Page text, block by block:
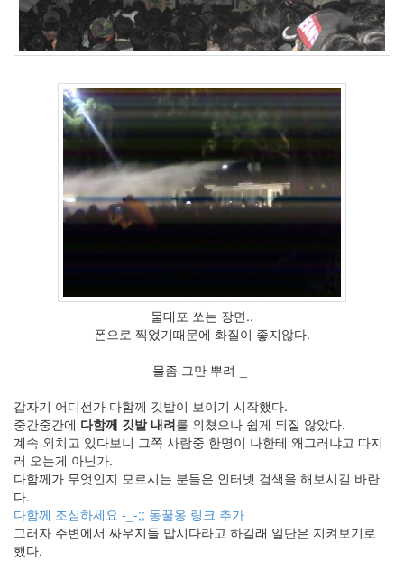
물대포 쏘는 장면..
폰으로 찍었기때문에 화질이 좋지않다.
물좀 그만 뿌려-_-
갑자기 어디선가 다함께 깃발이 보이기 시작했다.
중간중간에 다함께 깃발 내려를 외쳤으나 쉽게 되질 않았다.
계속 외치고 있다보니 그쪽 사람중 한명이 나한테 왜그러냐고 따지
러 오는게 아닌가.
다함께가 무엇인지 모르시는 분들은 인터넷 검색을 해보시길 바란
다.
다함께 조심하세요 -_-;; 동꿀옹 링크 추가
그러자 주변에서 싸우지들 맙시다라고 하길래 일단은 지켜보기로
했다.